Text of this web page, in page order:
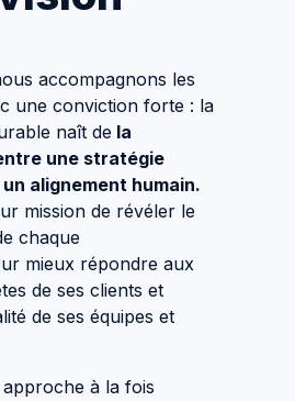
accompagnons les
une conviction forte : la
naît de la
une stratégie
alignement humain.
mission de révéler le
chaque
mieux répondre aux
de ses clients et
de ses équipes et
à la fois